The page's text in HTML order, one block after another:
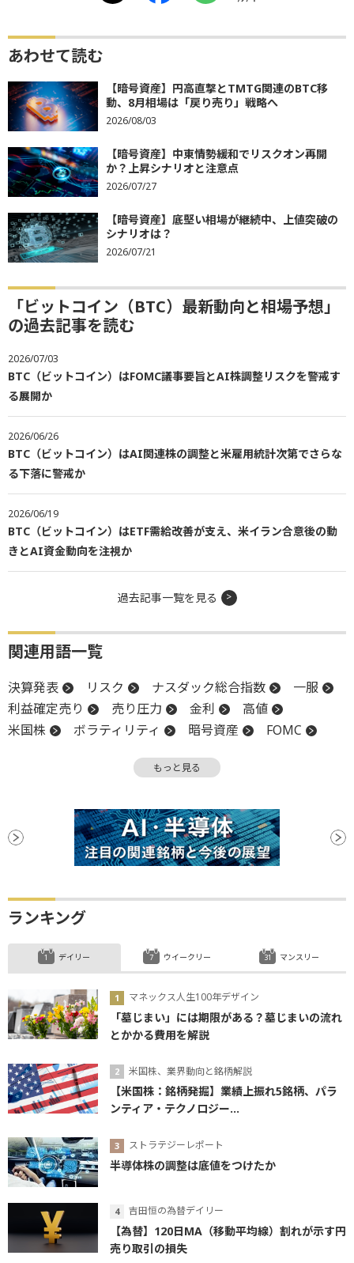
あわせて読む
【暗号資産】円高直撃とTMTG関連のBTC移
動、8月相場は「戻り売り」戦略へ
2026/08/03
【暗号資産】中東情勢緩和でリスクオン再開
か？上昇シナリオと注意点
2026/07/27
【暗号資産】底堅い相場が継続中、上値突破の
シナリオは？
2026/07/21
「ビットコイン（BTC）最新動向と相場予想」
の過去記事を読む
2026/07/03
BTC（ビットコイン）はFOMC議事要旨とAI株調整リスクを警戒す
る展開か
2026/06/26
BTC（ビットコイン）はAI関連株の調整と米雇用統計次第でさらな
る下落に警戒か
2026/06/19
BTC（ビットコイン）はETF需給改善が支え、米イラン合意後の動
きとAI資金動向を注視か
過去記事一覧を見る
関連用語一覧
決算発表 リスク ナスダック総合指数
一服
利益確定売り
売り圧力 金利
高値
米国株
ボラティリティ 暗号資産
FOMC
関税 決算
もっと見る
ランキング
デイリー
マネックス人生100年デザイン
「墓じまい」には期限がある？墓じまいの流れ
とかかる費用を解説
米国株、業界動向と銘柄解説
【米国株：銘柄発掘】業績上振れ5銘柄、パラ
ンティア・テクノロジー...
ストラテジーレポート
半導体株の調整は底値をつけたか
吉田恒の為替デイリー
【為替】120日MA（移動平均線）割れが示す円
売り取引の損失
ウイークリー マンスリー